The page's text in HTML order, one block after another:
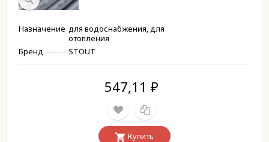
Назначение для водоснабжения, для
отопления
Бренд
STOUT
547,11 ₽
Купить